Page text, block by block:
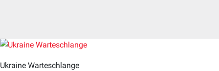
Ukraine Warteschlange